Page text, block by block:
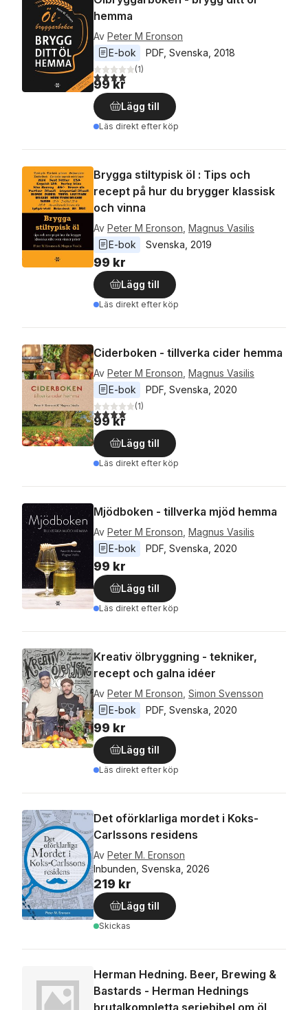
hemma
Av Peter M Eronson
E-bok
PDF Svenska 2018
4,0utav 5 stjärnor. Totalt antal röster:
(1)
99 kr
Lägg till
Läs direkt efter köp
Brygga stiltypisk öl : Tips och
recept på hur du brygger klassisk
och vinna
Av Peter M Eronson Magnus Vasilis
E-bok
Svenska 2019
99 kr
Lägg till
Läs direkt efter köp
Ciderboken - tillverka cider hemma
Av Peter M Eronson Magnus Vasilis
E-bok
PDF Svenska 2020
4,0utav 5 stjärnor. Totalt antal röster:
(1)
99 kr
Lägg till
Läs direkt efter köp
Mjödboken - tillverka mjöd hemma
Av Peter M Eronson Magnus Vasilis
E-bok
PDF Svenska 2020
99 kr
Lägg till
Läs direkt efter köp
Kreativ ölbryggning - tekniker,
recept och galna idéer
Av Peter M Eronson Simon Svensson
E-bok
PDF Svenska 2020
99 kr
Lägg till
Läs direkt efter köp
Det oförklarliga mordet i Koks-
Carlssons residens
Av Peter M. Eronson
Inbunden, Svenska, 2026
219 kr
Lägg till
Skickas
Herman Hedning. Beer, Brewing &
Bastards - Herman Hednings
brutalkompletta seriebibel om öl